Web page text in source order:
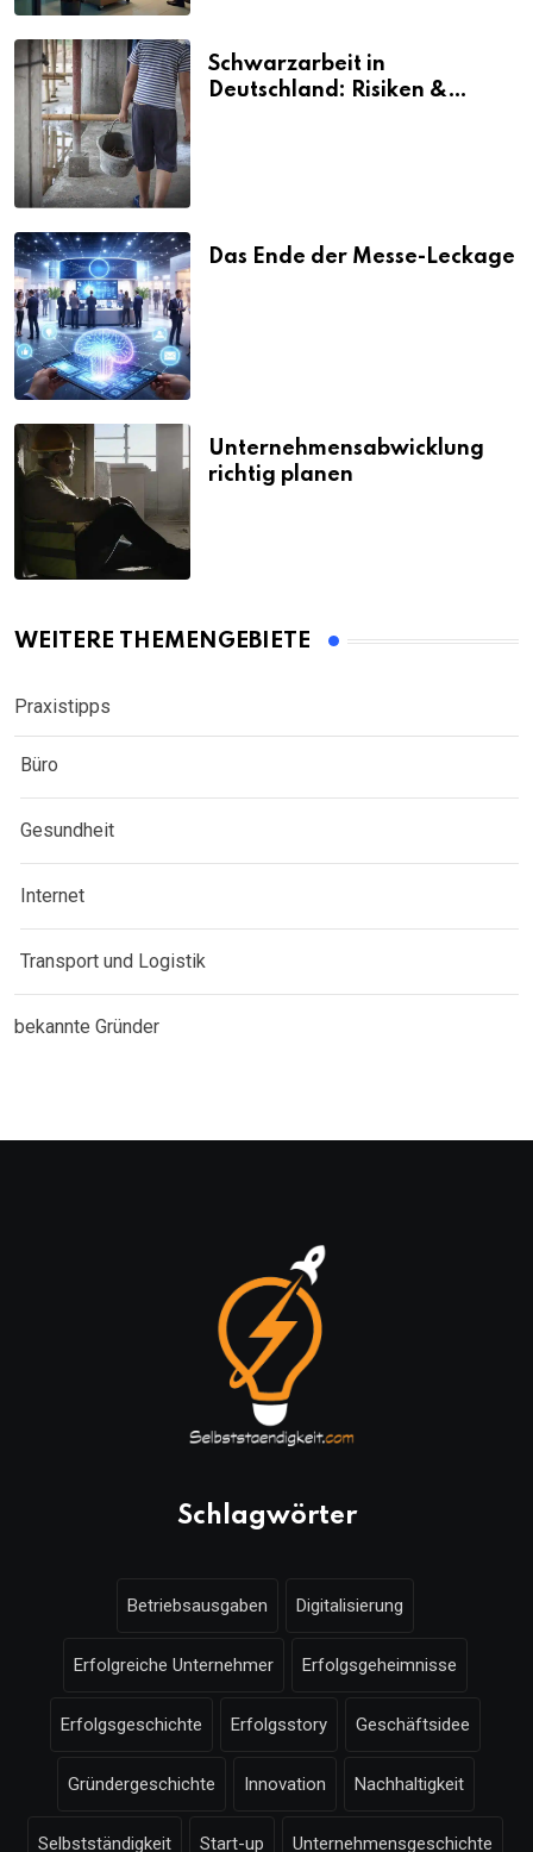
Schwarzarbeit in
Deutschland: Risiken &
Das Ende der Messe-Leckage
Unternehmensabwicklung
richtig planen
WEITERE THEMENGEBIETE
Praxistipps
Büro
Gesundheit
Internet
Transport und Logistik
bekannte Gründer
Schlagwörter
Betriebsausgaben Digitalisierung
Erfolgreiche Unternehmer Erfolgsgeheimnisse
Erfolgsgeschichte Erfolgsstory Geschäftsidee
Gründergeschichte Innovation Nachhaltigkeit
Selbstständigkeit Start-up Unternehmensgeschichte